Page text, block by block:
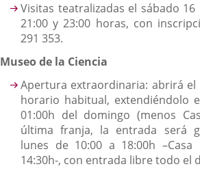
Visitas teatralizadas el sábado 16
21:00 y 23:00 horas, con
291 353.
Museo de la Ciencia
Apertura extraordinaria: abrirá el
horario habitual, extendiéndolo
01:00h del domingo (menos
última franja, la entrada será
lunes de 10:00 a 18:00h
14:30h-, con entrada libre todo el